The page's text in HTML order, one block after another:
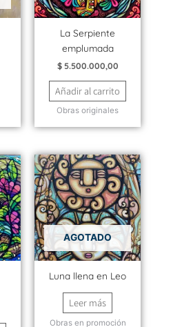
La Serpiente
emplumada
$5.500.000,00
Añadir al carrito
Obras originales
AGOTADO
Luna llena en Leo
Leer más
Obras en promoción